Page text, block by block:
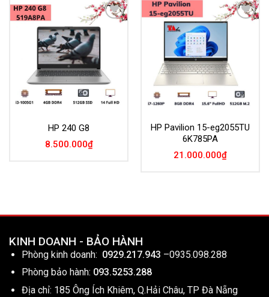
Add to
Wishlist
HP 240 G8
8.500.000₫
HP Pavilion 15-eg2055TU
6K785PA
21.000.000₫
KINH DOANH - BẢO HÀNH
Phòng kinh doanh: 0929.217.943 –0935.098.288
Phòng bảo hành: 093.5253.288
Địa chỉ: 185 Ông Ích Khiêm, Q.Hải Châu, TP Đà Nẵng